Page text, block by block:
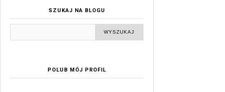
SZUKAJ NA BLOGU
POLUB MÓJ PROFIL